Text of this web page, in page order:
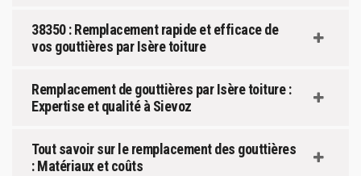
38350 : Remplacement rapide et efficace de
vos gouttières par Isère toiture
Remplacement de gouttières par Isère toiture :
Expertise et qualité à Sievoz
Tout savoir sur le remplacement des gouttières
: Matériaux et coûts